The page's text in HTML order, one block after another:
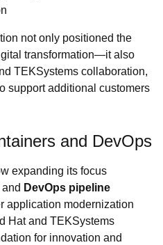
not only positioned the
transformation—it also
TEKSystems collaboration,
support additional customers
and DevOps
expanding its focus
and DevOps pipeline
application modernization
Hat and TEKSystems
for innovation and